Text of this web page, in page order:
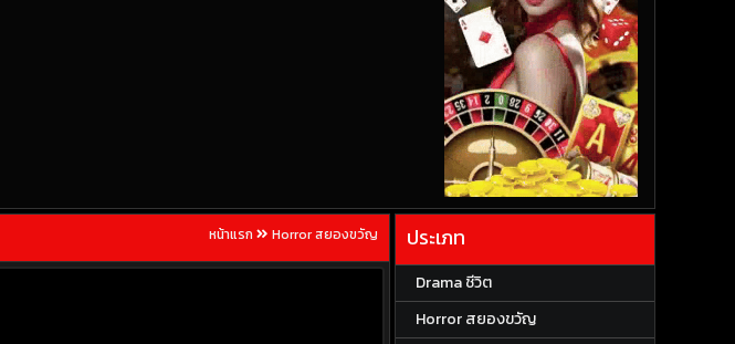
หน้าแรก Horror สยองขวัญ ประเภท
Drama ชีวิต
Horror สยองขวัญ